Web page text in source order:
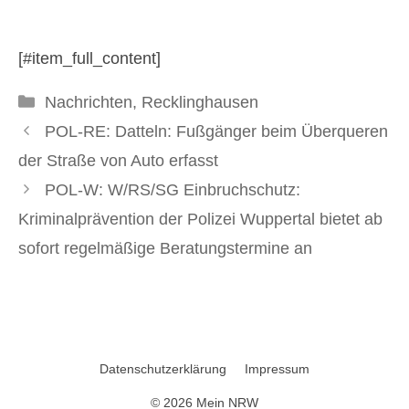
[#item_full_content]
Kategorien
Nachrichten, Recklinghausen
POL-RE: Datteln: Fußgänger beim Überqueren
der Straße von Auto erfasst
POL-W: W/RS/SG Einbruchschutz:
Kriminalprävention der Polizei Wuppertal bietet ab
sofort regelmäßige Beratungstermine an
Datenschutzerklärung Impressum
© 2026 Mein NRW